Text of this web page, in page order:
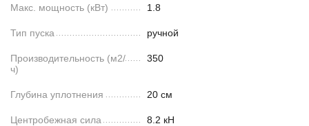
Макс. мощность (кВт) 1.8
Тип пуска ручной
Производительность (м2/
ч)
350
Глубина уплотнения 20 см
Центробежная сила 8.2 кН